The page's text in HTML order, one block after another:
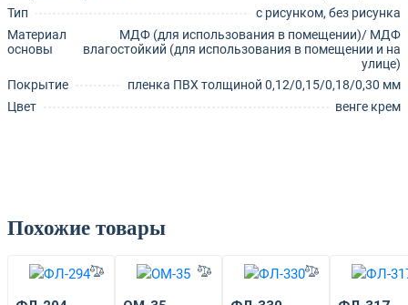
Тип
с рисунком, без рисунка
Материал
основы
МДФ (для использования в помещении)/ МДФ
влагостойкий (для использования в помещении и на
улице)
Покрытие
пленка ПВХ толщиной 0,12/0,15/0,18/0,30 мм
Цвет
венге крем
Похожие товары